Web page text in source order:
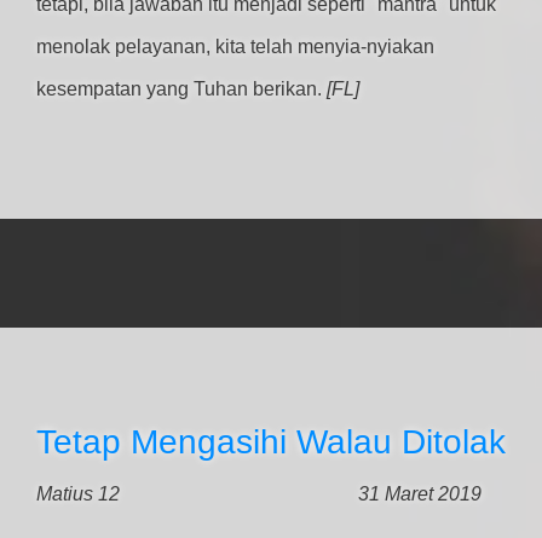
tetapi, bila jawaban itu menjadi seperti "mantra" untuk
menolak pelayanan, kita telah menyia-nyiakan
kesempatan yang Tuhan berikan. [FL]
Tetap Mengasihi Walau Ditolak
Matius 12 31 Maret 2019